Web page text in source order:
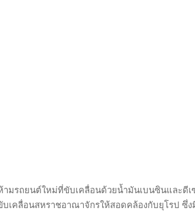
มรถยนต์ใหม่ที่ขับเคลื่อนด้วยน้ำมันเบนซินและดีเ
เคลื่อนสหราชอาณาจักรให้สอดคล้องกับยุโรป ซึ่